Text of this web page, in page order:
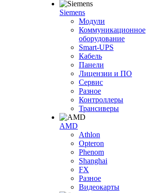
Siemens
Модули
Коммуникационное
оборудование
Smart-UPS
Кабель
Панели
Лицензии и ПО
Сервис
Разное
Контроллеры
Трансиверы
AMD
Athlon
Opteron
Phenom
Shanghai
FX
Разное
Видеокарты